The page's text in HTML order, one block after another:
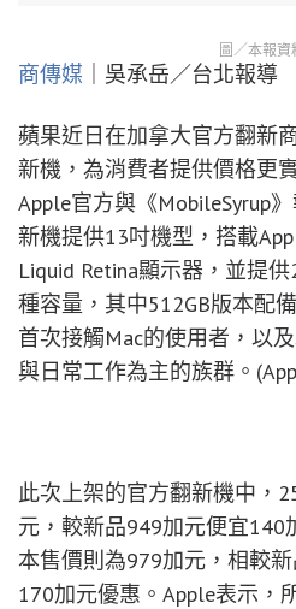
圖／本報資
商傳媒 ｜吳承岳／台北報導
蘋果近日在加拿大官方翻新
新機，為消費者提供價格更
Apple官方與《MobileSyrup
新機提供13吋機型，搭載
Liquid Retina顯示器，並提供
種容量，其中512GB版本配
首次接觸Mac的使用者，以
與日常工作為主的族群。
此次上架的官方翻新機中，
元，較新品949加元便宜140
本售價則為979加元，相較
170加元優惠。Apple表示，